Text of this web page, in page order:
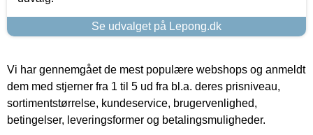
Se udvalget på Lepong.dk
Vi har gennemgået de mest populære webshops og anmeldt
dem med stjerner fra 1 til 5 ud fra bl.a. deres prisniveau,
sortimentstørrelse, kundeservice, brugervenlighed,
betingelser, leveringsformer og betalingsmuligheder.